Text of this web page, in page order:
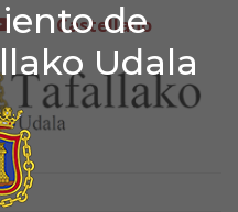
de
Udala
de
youtubeCastellano